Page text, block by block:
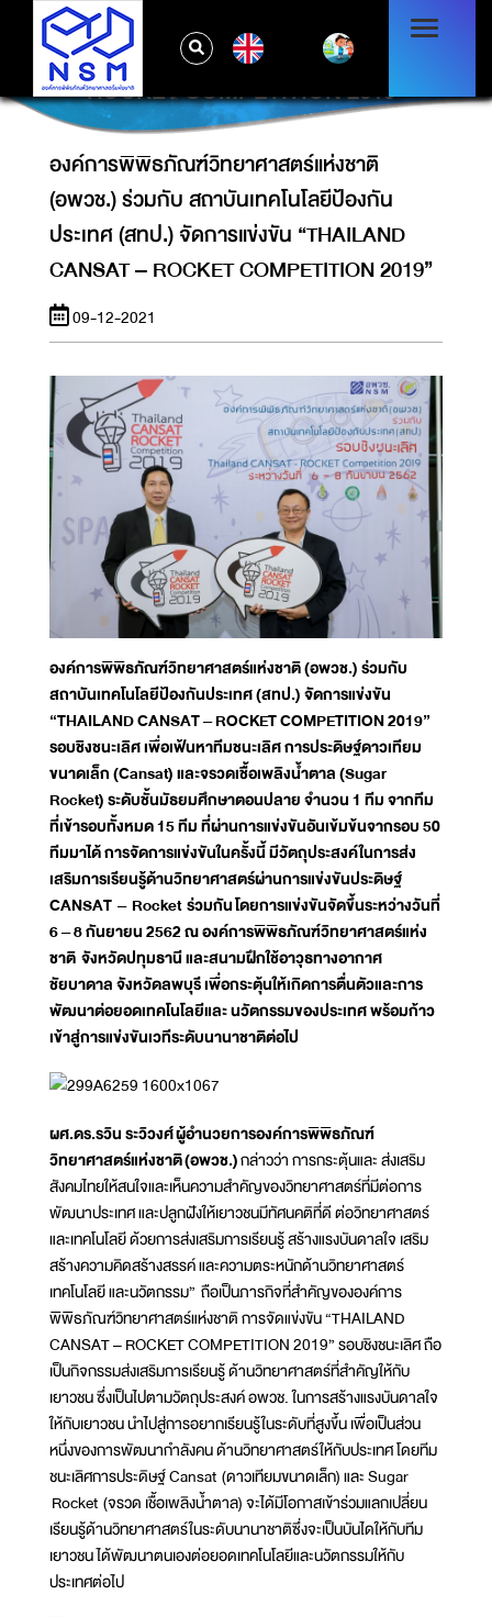
องค์การพิพิธภัณฑ์วิทยาศาสตร์แห่งชาติ (อพวช.)
ร่วมกับ สถาบันเทคโนโลยีป้องกันประเทศ (สทป.)
จัดการแข่งขัน “THAILAND CANSAT –
ROCKET COMPETITION 2019”
องค์การพิพิธภัณฑ์วิทยาศาสตร์แห่งชาติ
(อพวช.) ร่วมกับ สถาบันเทคโนโลยีป้องกัน
ประเทศ (สทป.) จัดการแข่งขัน “THAILAND
CANSAT – ROCKET COMPETITION 2019”
09-12-2021
องค์การพิพิธภัณฑ์วิทยาศาสตร์แห่งชาติ (อพวช.) ร่วมกับ
สถาบันเทคโนโลยีป้องกันประเทศ (สทป.) จัดการแข่งขัน
“THAILAND CANSAT – ROCKET COMPETITION 2019”
รอบชิงชนะเลิศ เพื่อเฟ้นหาทีมชนะเลิศ การประดิษฐ์ดาวเทียม
ขนาดเล็ก (Cansat) และจรวดเชื้อเพลิงน้ำตาล (Sugar
Rocket) ระดับชั้นมัธยมศึกษาตอนปลาย จำนวน 1 ทีม จากทีม
ที่เข้ารอบทั้งหมด 15 ทีม ที่ผ่านการแข่งขันอันเข้มข้นจากรอบ 50
ทีมมาได้ การจัดการแข่งขันในครั้งนี้ มีวัตถุประสงค์ในการส่ง
เสริมการเรียนรู้ด้านวิทยาศาสตร์ผ่านการแข่งขันประดิษฐ์
CANSAT – Rocket ร่วมกัน โดยการแข่งขันจัดขึ้นระหว่างวันที่
6 – 8 กันยายน 2562 ณ องค์การพิพิธภัณฑ์วิทยาศาสตร์แห่ง
ชาติ จังหวัดปทุมธานี และสนามฝึกใช้อาวุธทางอากาศ
ชัยบาดาล จังหวัดลพบุรี เพื่อกระตุ้นให้เกิดการตื่นตัวและการ
พัฒนาต่อยอดเทคโนโลยีและ นวัตกรรมของประเทศ พร้อมก้าว
เข้าสู่การแข่งขันเวทีระดับนานาชาติต่อไป
ผศ.ดร.รวิน ระวิวงศ์ผู้อำนวยการองค์การพิพิธภัณฑ์
วิทยาศาสตร์แห่งชาติ(อพวช.)กล่าวว่า การกระตุ้นและ ส่งเสริม
สังคมไทยให้สนใจและเห็นความสำคัญของวิทยาศาสตร์ที่มีต่อการ
พัฒนาประเทศ และปลูกฝังให้เยาวชนมีทัศนคติที่ดี ต่อวิทยาศาสตร์
และเทคโนโลยี ด้วยการส่งเสริมการเรียนรู้ สร้างแรงบันดาลใจ เสริม
สร้างความคิดสร้างสรรค์ และความตระหนักด้านวิทยาศาสตร์
เทคโนโลยี และนวัตกรรม” ถือเป็นภารกิจที่สำคัญขององค์การ
พิพิธภัณฑ์วิทยาศาสตร์แห่งชาติ การจัดแข่งขัน “THAILAND
CANSAT – ROCKET COMPETITION 2019” รอบชิงชนะเลิศ ถือ
เป็นกิจกรรมส่งเสริมการเรียนรู้ ด้านวิทยาศาสตร์ที่สำคัญให้กับ
เยาวชน ซึ่งเป็นไปตามวัตถุประสงค์ อพวช. ในการสร้างแรงบันดาลใจ
ให้กับเยาวชน นำไปสู่การอยากเรียนรู้ในระดับที่สูงขึ้น เพื่อเป็นส่วน
หนึ่งของการพัฒนากำลังคน ด้านวิทยาศาสตร์ให้กับประเทศ โดยทีม
ชนะเลิศการประดิษฐ์ Cansat (ดาวเทียมขนาดเล็ก) และ Sugar
Rocket (จรวด เชื้อเพลิงน้ำตาล) จะได้มีโอกาสเข้าร่วมแลกเปลี่ยน
เรียนรู้ด้านวิทยาศาสตร์ในระดับนานาชาติซึ่งจะเป็นบันไดให้กับทีม
เยาวชน ได้พัฒนาตนเองต่อยอดเทคโนโลยีและนวัตกรรมให้กับ
ประเทศต่อไป